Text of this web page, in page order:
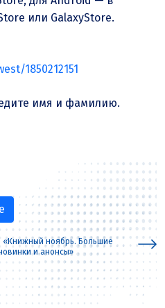
или GalaxyStore.
1850212151
имя и фамилию.
«Книжный ноябрь. Большие
и анонсы»